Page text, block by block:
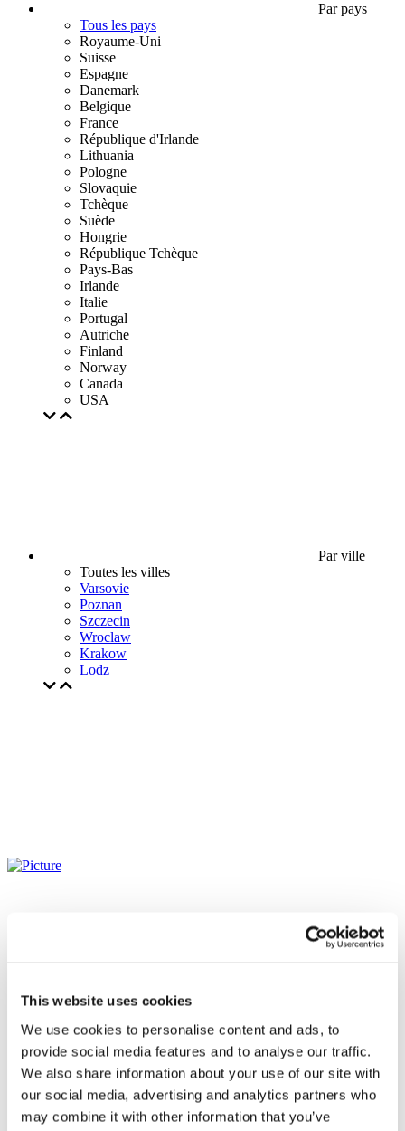
This website uses cookies
We use cookies to personalise content and ads, to
provide social media features and to analyse our traffic.
We also share information about your use of our site with
our social media, advertising and analytics partners who
may combine it with other information that you’ve
Par pays
Tous les pays
Royaume-Uni
Suisse
Espagne
Danemark
Belgique
France
République d'Irlande
Lithuania
Pologne
Slovaquie
Tchèque
Suède
Hongrie
République Tchèque
Pays-Bas
Irlande
Italie
Portugal
Autriche
Finland
Norway
Canada
USA
Par ville
Toutes les villes
Varsovie
Poznan
Szczecin
Wroclaw
Krakow
Lodz